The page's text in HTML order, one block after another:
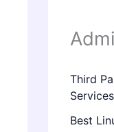
Third
Services
Best